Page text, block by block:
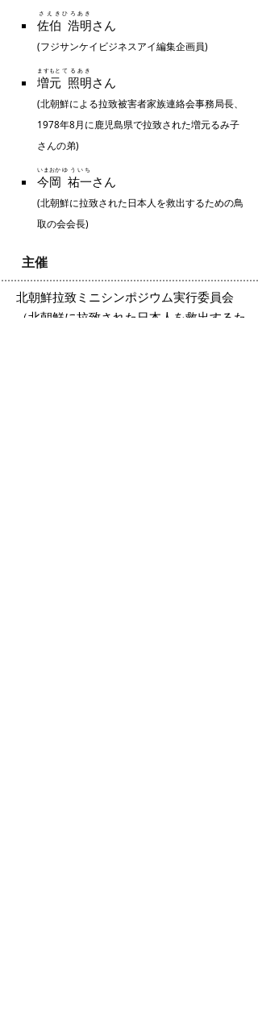
佐伯
さえき
浩明
ひろあき
さん
(フジサンケイビジネスアイ編集企画員)
増元
ますもと
照明
てるあき
さん
(北朝鮮による拉致被害者家族連絡会事務局長、
1978年8月に鹿児島県で拉致された増元るみ子
さんの弟)
今岡
いまおか
祐一
ゆういち
さん
(北朝鮮に拉致された日本人を救出するための鳥
取の会会長)
主催
北朝鮮拉致ミニシンポジウム実行委員会
（北朝鮮に拉致された日本人を救出するた